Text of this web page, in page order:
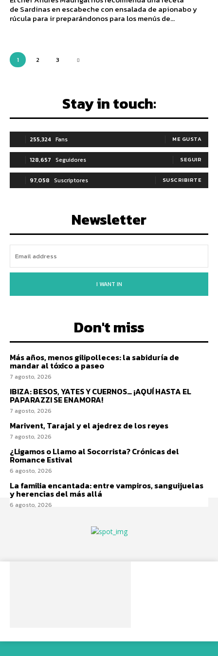
de Sardinas en escabeche con ensalada de apionabo y
rúcula para ir preparándonos para los menús de...
1 2 3
Stay in touch:
255,324 Fans ME GUSTA
128,657 Seguidores SEGUIR
97,058 Suscriptores SUSCRIBIRTE
Newsletter
I WANT IN
Don't miss
Más años, menos gilipolleces: la sabiduría de
mandar al tóxico a paseo
7 agosto, 2026
IBIZA: BESOS, YATES Y CUERNOS… ¡AQUÍ HASTA EL
PAPARAZZI SE ENAMORA!
7 agosto, 2026
Marivent, Tarajal y el ajedrez de los reyes
7 agosto, 2026
¿Ligamos o Llamo al Socorrista? Crónicas del
Romance Estival
6 agosto, 2026
La familia encantada: entre vampiros, sanguijuelas
y herencias del más allá
6 agosto, 2026